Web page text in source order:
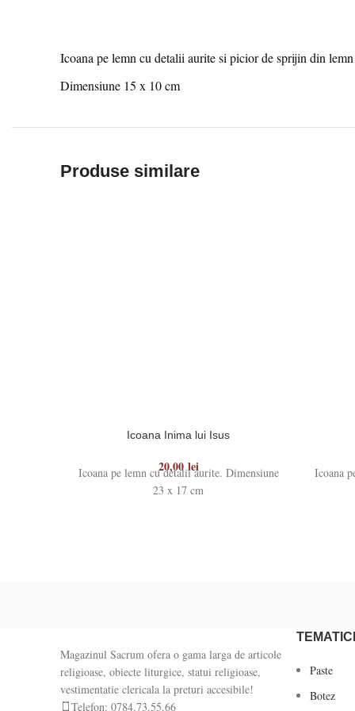
Icoana pe lemn cu detalii aurite si picior de sprijin din lemn
Dimensiune 15 x 10 cm
Produse similare
Icoana Inima lui Isus
20,00lei
Icoana pe lemn cu detalii aurite. Dimensiune
23 x 17 cm
Icoana
Magazinul Sacrum ofera o gama larga de articole
religioase, obiecte liturgice, statui religioase,
vestimentatie clericala la preturi accesibile!
Telefon: 0784.73.55.66
Paste
Botez